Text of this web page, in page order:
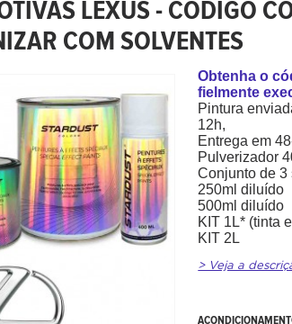
LEXUS - CÓDIGO
COM SOLVENTES
Obtenha o
fielmente
Pintura
12h,
Entrega em
Pulverizador
Conjunto de 3
250ml diluído
500ml diluído
KIT 1L* (tinta
KIT 2L
> Veja a